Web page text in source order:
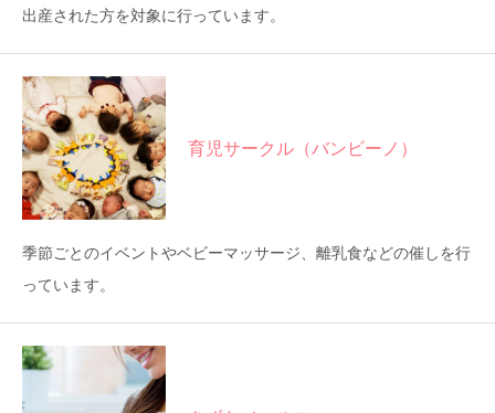
出産された方を対象に行っています。
育児サークル（バンビーノ）
季節ごとのイベントやベビーマッサージ、離乳食などの催しを行
っています。